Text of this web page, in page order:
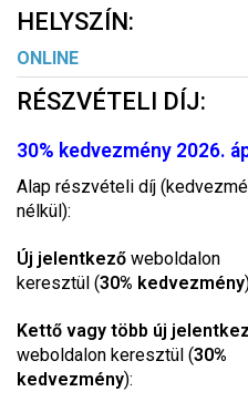
HELYSZÍN:
ONLINE
RÉSZVÉTELI DÍJ:
30% kedvezmény 2026.
Alap részvételi díj
nélkül):
Új jelentkező weboldalon
keresztül (30% kedvezmény
Kettő vagy több új
weboldalon keresztül (30%
kedvezmény):